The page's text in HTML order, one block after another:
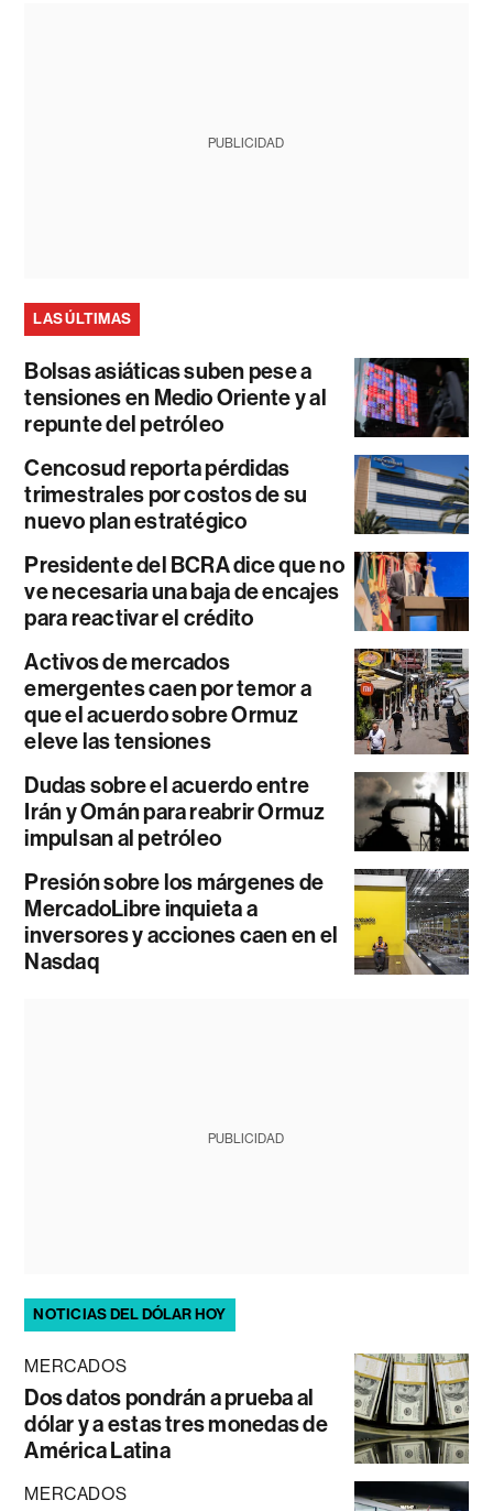
PUBLICIDAD
LAS ÚLTIMAS
Bolsas asiáticas suben pese a
tensiones en Medio Oriente y al
repunte del petróleo
Cencosud reporta pérdidas
trimestrales por costos de su
nuevo plan estratégico
Presidente del BCRA dice que no
ve necesaria una baja de encajes
para reactivar el crédito
Activos de mercados
emergentes caen por temor a
que el acuerdo sobre Ormuz
eleve las tensiones
Dudas sobre el acuerdo entre
Irán y Omán para reabrir Ormuz
impulsan al petróleo
Presión sobre los márgenes de
MercadoLibre inquieta a
inversores y acciones caen en el
Nasdaq
PUBLICIDAD
NOTICIAS DEL DÓLAR HOY
MERCADOS
Dos datos pondrán a prueba al
dólar y a estas tres monedas de
América Latina
MERCADOS